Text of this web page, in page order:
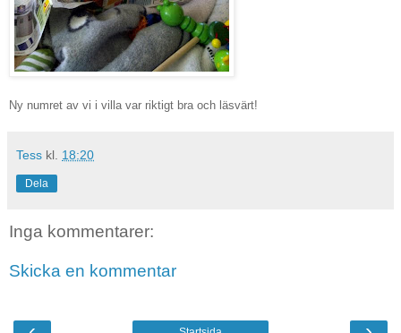
Ny numret av vi i villa var riktigt bra och läsvärt!
Tess kl. 18:20
Dela
Inga kommentarer:
Skicka en kommentar